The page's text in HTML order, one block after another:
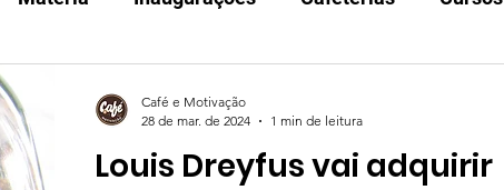
Instituições
Louis Dreyfus vai adquirir
Café e Motivação
28 de mar. de 2024
1 min de leitura